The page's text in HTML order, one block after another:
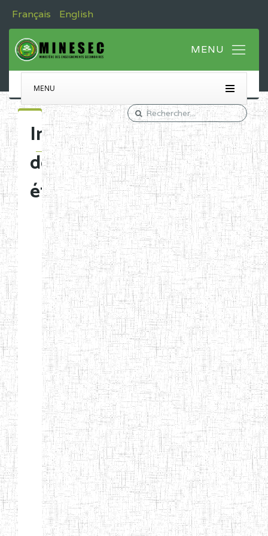
Français English
MENU
Immatriculation
des
établissements
Etablissements
d'enseignement
normal
ENI
Chercher:
Effacer les filtres
Denomination
Type